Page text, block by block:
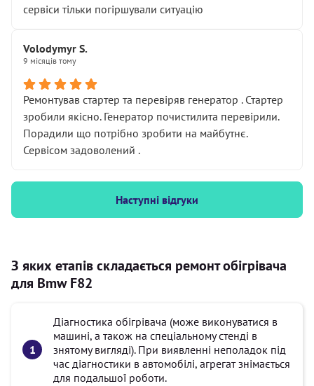
сервіси тільки погіршували ситуацію
Volodymyr S.
9 місяців тому
Ремонтував стартер та перевіряв генератор . Стартер
зробили якісно. Генератор почистилита перевірили.
Порадили що потрібно зробити на майбутнє.
Сервісом задоволений .
Наступні відгуки
З яких етапів складається ремонт обігрівача
для Bmw F82
Діагностика обігрівача (може виконуватися в
машині, а також на спеціальному стенді в
знятому вигляді). При виявленні неполадок під
час діагностики в автомобілі, агрегат знімається
для подальшої роботи.